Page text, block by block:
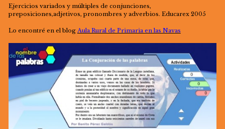
Ejercicios variados y múltiples de conjunciones,
preposiciones,adjetivos, pronombres y adverbios. Educarex 2005
Lo encontré en el blog Aula Rural de Primaria en las Navas